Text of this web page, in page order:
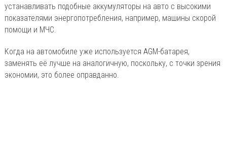
устанавливать подобные аккумуляторы на авто с высокими
показателями энергопотребления, например, машины скорой
помощи и МЧС.
Когда на автомобиле уже используется AGM-батарея,
заменять её лучше на аналогичную, поскольку, с точки зрения
экономии, это более оправданно.